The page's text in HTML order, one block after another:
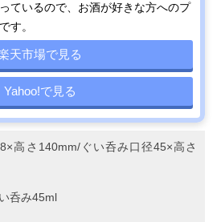
ているので、お酒が好きな方へのプ
す。
天市場で見る
Yahoo!で見る
高さ140mm/ぐい呑み口径45×高さ
呑み45ml